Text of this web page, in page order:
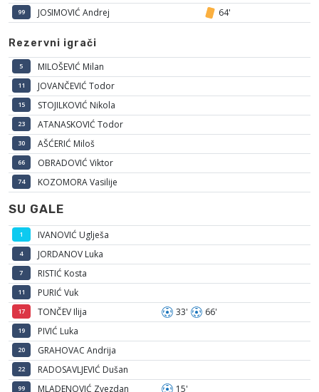
99 JOSIMOVIĆ Andrej 64'
Rezervni igrači
5 MILOŠEVIĆ Milan
11 JOVANČEVIĆ Todor
15 STOJILKOVIĆ Nikola
23 ATANASKOVIĆ Todor
30 AŠĆERIĆ Miloš
66 OBRADOVIĆ Viktor
74 KOZOMORA Vasilije
SU GALE
1 IVANOVIĆ Uglješa
4 JORDANOV Luka
7 RISTIĆ Kosta
11 PURIĆ Vuk
17 TONČEV Ilija 33' 66'
19 PIVIĆ Luka
20 GRAHOVAC Andrija
22 RADOSAVLJEVIĆ Dušan
99 MLADENOVIĆ Zvezdan 15'